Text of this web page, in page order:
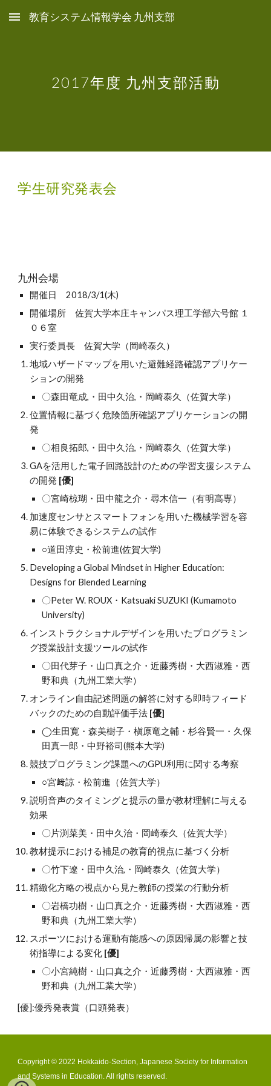
Skip to main content
教育システム情報学会 九州支部
201 7年度 九州支部活動
学生研究発表会
九州会場
開催日　2018/3/1(木)
開催場所　佐賀大学本庄キャンパス理工学部六号館 １
０６室
実行委員長　佐賀大学（岡崎泰久）
地域ハザードマップを用いた避難経路確認アプリケー
ションの開発
〇森田竜成,・田中久治,・岡崎泰久（佐賀大学）
位置情報に基づく危険箇所確認アプリケーションの開
発
〇相良拓郎,・田中久治,・岡崎泰久（佐賀大学）
GAを活用した電子回路設計のための学習支援システム
の開発 [優]
〇宮崎椋瑚・田中龍之介・尋木信一（有明高専）
加速度センサとスマートフォンを用いた機械学習を容
易に体験できるシステムの試作
○道田淳史・松前進(佐賀大学)
Developing a Global Mindset in Higher Education:
Designs for Blended Learning
〇Peter W. ROUX・Katsuaki SUZUKI (Kumamoto
University)
インストラクショナルデザインを用いたプログラミン
グ授業設計支援ツールの試作
〇田代芽子・山口真之介・近藤秀樹・大西淑雅・西
野和典（九州工業大学）
オンライン自由記述問題の解答に対する即時フィード
バックのための自動評価手法 [優]
◯生田寛・森美樹子・槇原竜之輔・杉谷賢一・久保
田真一郎・中野裕司(熊本大学)
競技プログラミング課題へのGPU利用に関する考察
○宮﨑諒・松前進（佐賀大学）
説明音声のタイミングと提示の量が教材理解に与える
効果
〇片渕菜美・田中久治・岡崎泰久（佐賀大学）
教材提示における補足の教育的視点に基づく分析
〇竹下遼・田中久治,・岡崎泰久（佐賀大学）
精緻化方略の視点から見た教師の授業の行動分析
〇岩橋功樹・山口真之介・近藤秀樹・大西淑雅・西
野和典（九州工業大学）
スポーツにおける運動有能感への原因帰属の影響と技
術指導による変化 [優]
〇小宮純樹・山口真之介・近藤秀樹・大西淑雅・西
野和典（九州工業大学）
[優]:優秀発表賞（口頭発表）
Copyright © 2022 Hokkaido-Section, Japanese Society for Information
and Systems in Education. All rights reserved.